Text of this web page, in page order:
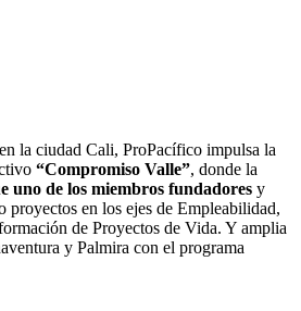
la ciudad Cali, ProPacífico impulsa la
“Compromiso Valle”, donde la
uno de los miembros fundadoresy
proyectos en los ejes de Empleabilidad,
de Proyectos de Vida. Y amplia
y Palmira con el programa